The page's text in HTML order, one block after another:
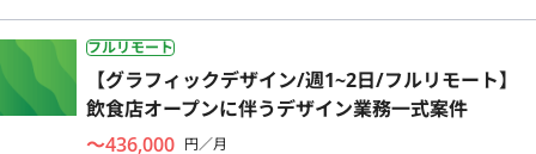
フルリモート
【グラフィックデザイン/週1~2日/フルリモート】
飲食店オープンに伴うデザイン業務一式案件
〜436,000 円／月